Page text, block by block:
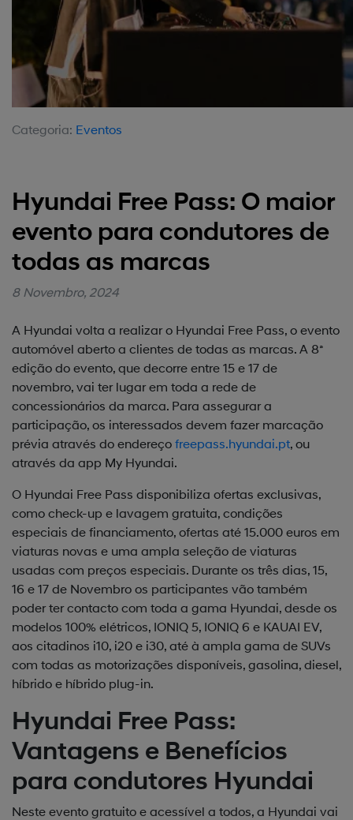
Categoria: Eventos
Hyundai Free Pass: O maior
evento para condutores de
todas as marcas
8 Novembro, 2024
A Hyundai volta a realizar o Hyundai Free Pass, o evento
automóvel aberto a clientes de todas as marcas. A 8ª
edição do evento, que decorre entre 15 e 17 de
novembro, vai ter lugar em toda a rede de
concessionários da marca. Para assegurar a
participação, os interessados devem fazer marcação
prévia através do endereço freepass.hyundai.pt, ou
através da app My Hyundai.
O Hyundai Free Pass disponibiliza ofertas exclusivas,
como check-up e lavagem gratuita, condições
especiais de financiamento, ofertas até 15.000 euros em
viaturas novas e uma ampla seleção de viaturas
usadas com preços especiais. Durante os três dias, 15,
16 e 17 de Novembro os participantes vão também
poder ter contacto com toda a gama Hyundai, desde os
modelos 100% elétricos, IONIQ 5, IONIQ 6 e KAUAI EV,
aos citadinos i10, i20 e i30, até à ampla gama de SUVs
com todas as motorizações disponíveis, gasolina, diesel,
híbrido e híbrido plug-in.
Hyundai Free Pass:
Vantagens e Benefícios
para condutores Hyundai
Neste evento gratuito e acessível a todos, a Hyundai vai